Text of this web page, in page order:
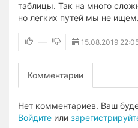
таблицы. Так на много
но легких путей мы не
— 15.08.2019
Комментарии
Нет комментариев. Ваш
Войдите или